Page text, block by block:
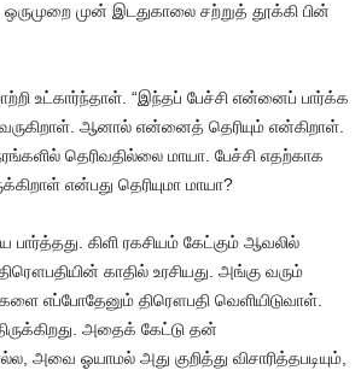
முன் இடதுகாலை சற்றுத் தூக்கி பின்
உட்கார்ந்தாள். “இந்தப் பேச்சி என்னைப் பார்க்க
ஆனால் என்னைத் தெரியும் என்கிறாள்.
தெரிவதில்லை மாயா. பேச்சி எதற்காக
என்பது தெரியுமா மாயா?
கிளி ரகசியம் கேட்கும் ஆவலில்
காதில் உரசியது. அங்கு வரும்
எப்போதேனும் திரௌபதி வெளியிடுவாள்.
அதைக் கேட்டு தன்
அவை ஓயாமல் அது குறித்து விசாரித்தபடியும்,